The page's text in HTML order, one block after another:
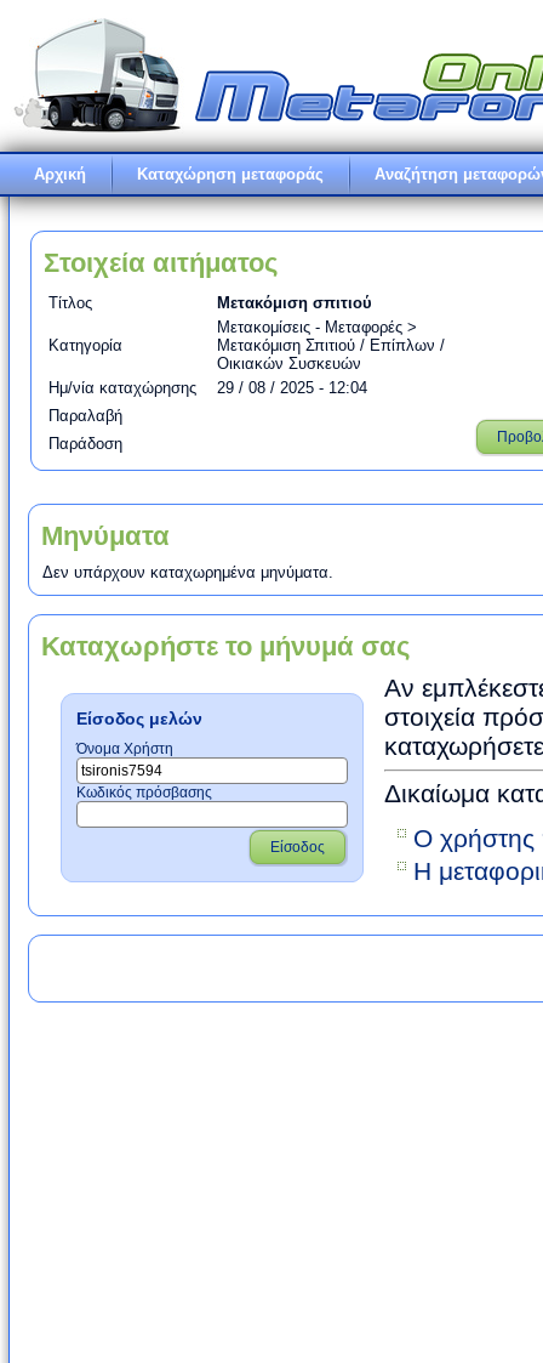
Αρχική Καταχώρηση μεταφοράς Αναζήτηση
Στοιχεία αιτήματος
Τίτλος Μετακόμιση σπιτιού
Κατηγορία
Μετακομίσεις - Μεταφορές >
Μετακόμιση Σπιτιού / Επίπλων /
Οικιακών Συσκευών
Ημ/νία καταχώρησης
29 / 08 / 2025 - 12:04
Παραλαβή
Παράδοση
Μηνύματα
Δεν υπάρχουν καταχωρημένα μηνύματα.
Καταχωρήστε το μήνυμά σας
Είσοδος μελών
Όνομα Χρήστη
Κωδικός πρόσβασης
Είσοδος
Αν
στοιχεία
Δικαίωμα
Ο χρήστης
Η